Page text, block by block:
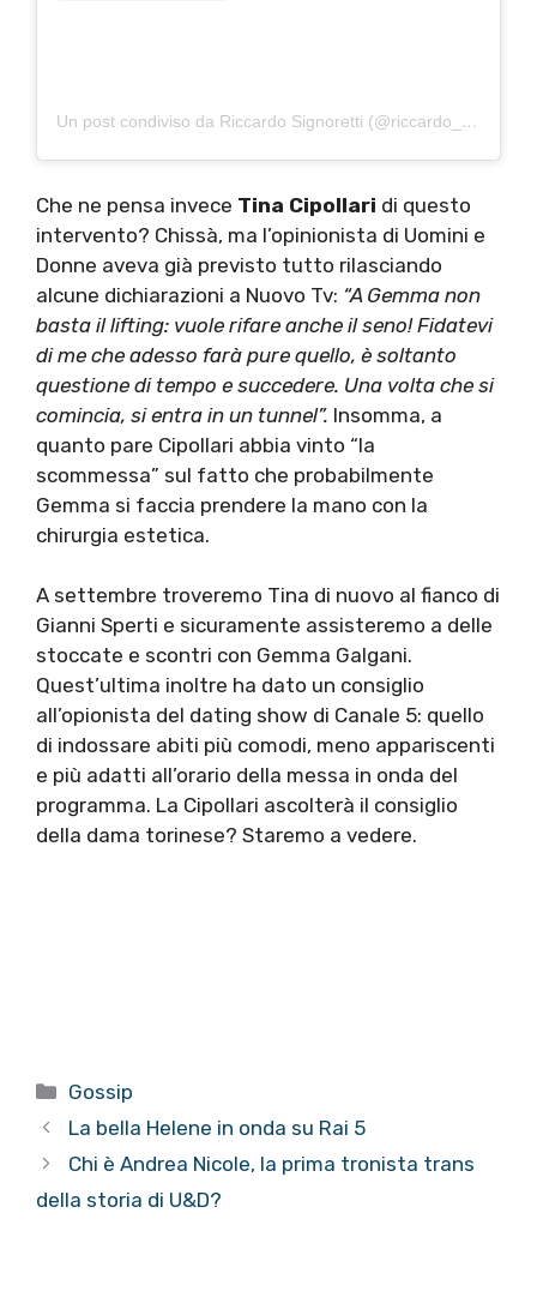
Un post condiviso da Riccardo Signoretti (@riccardo_signoretti)
Che ne pensa invece Tina Cipollari di questo
intervento? Chissà, ma l’opinionista di Uomini e
Donne aveva già previsto tutto rilasciando
alcune dichiarazioni a Nuovo Tv: “A Gemma non
basta il lifting: vuole rifare anche il seno! Fidatevi
di me che adesso farà pure quello, è soltanto
questione di tempo e succedere. Una volta che si
comincia, si entra in un tunnel”. Insomma, a
quanto pare Cipollari abbia vinto “la
scommessa” sul fatto che probabilmente
Gemma si faccia prendere la mano con la
chirurgia estetica.
A settembre troveremo Tina di nuovo al fianco di
Gianni Sperti e sicuramente assisteremo a delle
stoccate e scontri con Gemma Galgani.
Quest’ultima inoltre ha dato un consiglio
all’opionista del dating show di Canale 5: quello
di indossare abiti più comodi, meno appariscenti
e più adatti all’orario della messa in onda del
programma. La Cipollari ascolterà il consiglio
della dama torinese? Staremo a vedere.
Categorie
Gossip
La bella Helene in onda su Rai 5
Chi è Andrea Nicole, la prima tronista trans
della storia di U&D?